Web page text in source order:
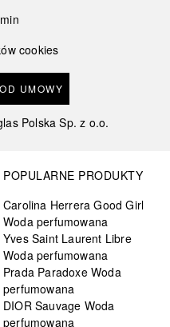
cookies
UMOWY
Polska Sp. z o.o.
POPULARNE PRODUKTY
Carolina Herrera Good Girl
Woda perfumowana
Yves Saint Laurent Libre
Woda perfumowana
Prada Paradoxe Woda
perfumowana
DIOR Sauvage Woda
perfumowana